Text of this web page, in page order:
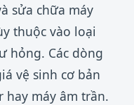
sửa chữa máy
thuộc vào loại
hỏng. Các dòng
vệ sinh cơ bản
hay máy âm trần.